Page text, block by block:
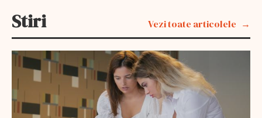
Stiri Vezi toate articolele